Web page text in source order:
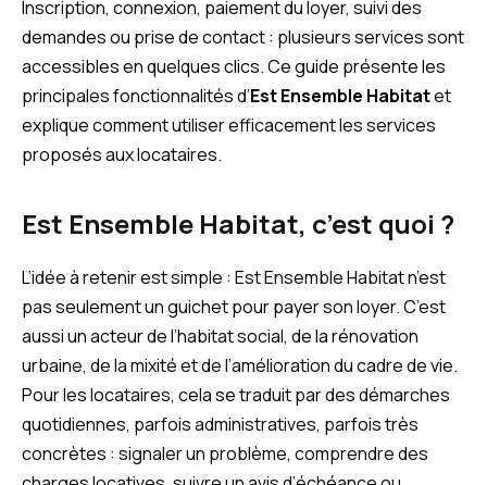
Inscription, connexion, paiement du loyer, suivi des
demandes ou prise de contact : plusieurs services sont
accessibles en quelques clics. Ce guide présente les
principales fonctionnalités d’Est Ensemble Habitatet
explique comment utiliser efficacement les services
proposés aux locataires.
Est Ensemble Habitat, c’est quoi ?
L’idée à retenir est simple : Est Ensemble Habitat n’est
pas seulement un guichet pour payer son loyer. C’est
aussi un acteur de l’habitat social, de la rénovation
urbaine, de la mixité et de l’amélioration du cadre de vie.
Pour les locataires, cela se traduit par des démarches
quotidiennes, parfois administratives, parfois très
concrètes : signaler un problème, comprendre des